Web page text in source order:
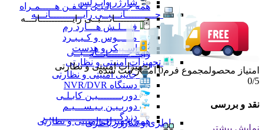
همه جـــــانـبـی تـلـفـن هـــــمـراه
جــــــــــانـــبــی رایـــــــــــانـــه
جــــــــــانـــبــی رایـــــــــــانـــه
فــــلـش هـــارد رم
مـــــوس و کـیـبـرد
اسـپیکر و هدست
همه جــــــــــانـــبــی
رایـــــــــــانـــه
تجهیزات امنیتی و نظارتی
تجهیزات امنیتی و نظارتی
جانبی امنیتی و نظارتی
دستگاه NVR/DVR
دوربــــــــیـن کابـلـی
دوربـیـن بـیـســـیـم
دزدگـــــــــــــــــــــــیـر
همه تجهیزات امنیتی و نظارتی
باطری و شارژر باطری
امتیاز محصولمجموع فرم0امتیاز ثبت شده
0/5
نقد و بررسی